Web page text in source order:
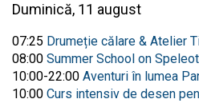
Duminică, 11 august
07:25 Drumeție călare & Atelier
08:00 Summer School on
10:00-22:00 Aventuri în lumea
10:00 Curs intensiv de desen